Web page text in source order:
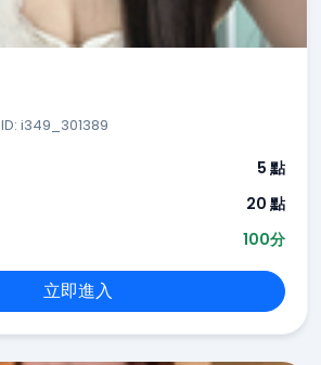
ID: i349_301389
5 點
20 點
100分
立即進入